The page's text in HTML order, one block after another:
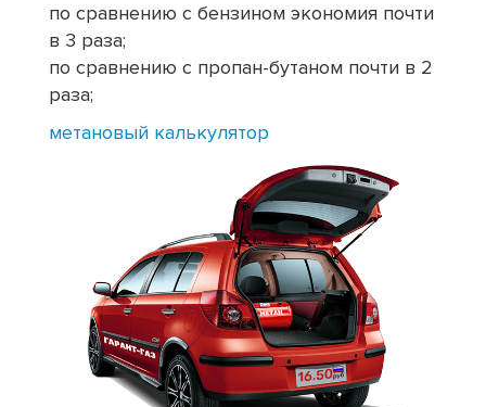
по сравнению с бензином экономия почти
в 3 раза;
по сравнению с пропан-бутаном почти в 2
раза;
метановый калькулятор